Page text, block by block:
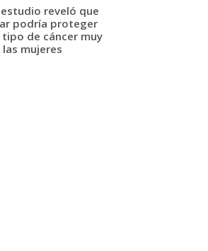
reveló que
podría proteger
de cáncer muy
mujeres